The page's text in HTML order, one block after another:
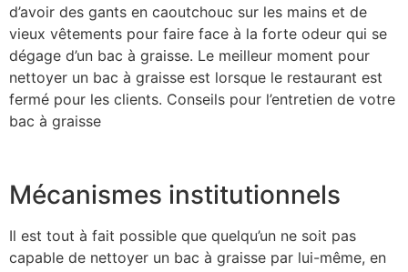
d’avoir des gants en caoutchouc sur les mains et de
vieux vêtements pour faire face à la forte odeur qui se
dégage d’un bac à graisse. Le meilleur moment pour
nettoyer un bac à graisse est lorsque le restaurant est
fermé pour les clients. Conseils pour l’entretien de votre
bac à graisse
Mécanismes institutionnels
Il est tout à fait possible que quelqu’un ne soit pas
capable de nettoyer un bac à graisse par lui-même, en